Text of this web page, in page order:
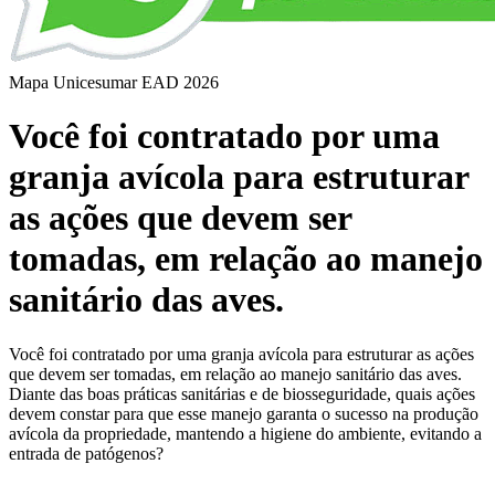
Mapa Unicesumar EAD 2026
Você foi contratado por uma
granja avícola para estruturar
as ações que devem ser
tomadas, em relação ao manejo
sanitário das aves.
Você foi contratado por uma granja avícola para estruturar as ações
que devem ser tomadas, em relação ao manejo sanitário das aves.
Diante das boas práticas sanitárias e de biosseguridade, quais ações
devem constar para que esse manejo garanta o sucesso na produção
avícola da propriedade, mantendo a higiene do ambiente, evitando a
entrada de patógenos?